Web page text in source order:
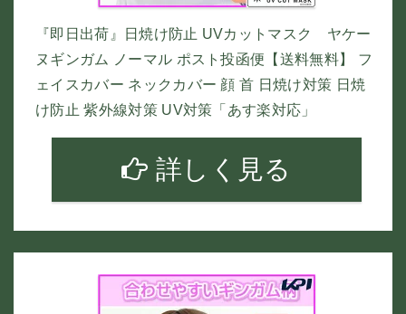
『即日出荷』日焼け防止 UVカットマスク ヤケー
ヌギンガム ノーマル ポスト投函便【送料無料】 フ
ェイスカバー ネックカバー 顔 首 日焼け対策 日焼
け防止 紫外線対策 UV対策「あす楽対応」
詳しく見る